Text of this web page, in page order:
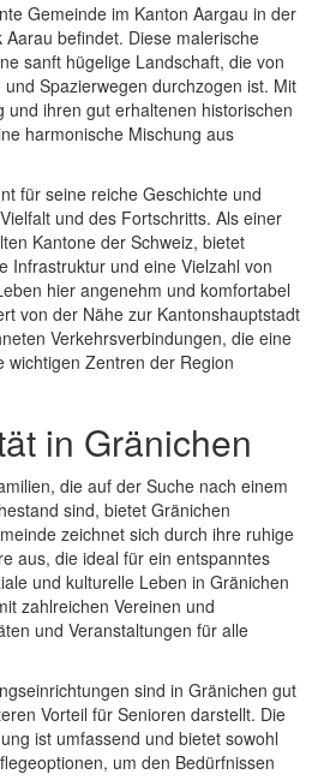
Gemeinde im Kanton Aargau in der
befindet. Diese malerische
sanft hügelige Landschaft, die von
Spazierwegen durchzogen ist. Mit
und ihren gut erhaltenen historischen
harmonische Mischung aus
für seine reiche Geschichte und
und des Fortschritts. Als einer
Kantone der Schweiz, bietet
Infrastruktur und eine Vielzahl von
hier angenehm und komfortabel
von der Nähe zur Kantonshauptstadt
Verkehrsverbindungen, die eine
wichtigen Zentren der Region
in Gränichen
die auf der Suche nach einem
sind, bietet Gränichen
zeichnet sich durch ihre ruhige
aus, die ideal für ein entspanntes
und kulturelle Leben in Gränichen
zahlreichen Vereinen und
und Veranstaltungen für alle
sind in Gränichen gut
Vorteil für Senioren darstellt. Die
ist umfassend und bietet sowohl
um den Bedürfnissen